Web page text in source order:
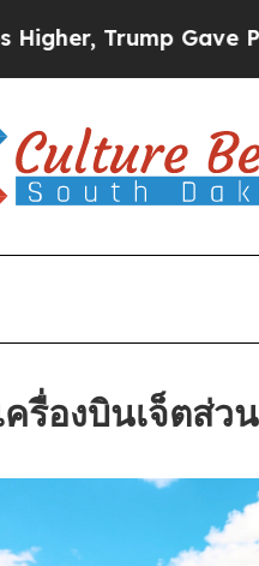
Gave
รื่องบินเจ็ตส่